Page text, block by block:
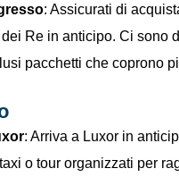
: Assicurati di
Re in anticipo. Ci sono
pacchetti che coprono
: Arriva a Luxor in
o tour organizzati per